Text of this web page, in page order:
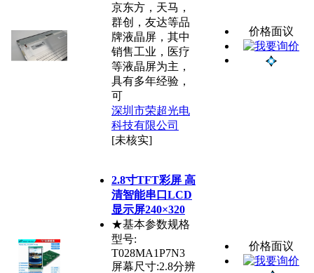
京东方，天马，
群创，友达等品
牌液晶屏，其中
销售工业，医疗
等液晶屏为主，
具有多年经验，
可
深圳市荣超光电
科技有限公司
[未核实]
价格面议
2.8寸TFT彩屏 高
清智能串口LCD
显示屏240×320
★基本参数规格
型号:
T028MA1P7N3
屏幕尺寸:2.8分辨
价格面议